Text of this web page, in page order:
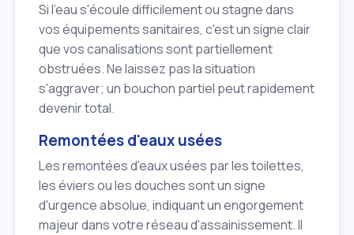
Si l'eau s'écoule difficilement ou stagne dans
vos équipements sanitaires, c'est un signe clair
que vos canalisations sont partiellement
obstruées. Ne laissez pas la situation
s'aggraver; un bouchon partiel peut rapidement
devenir total.
Remontées d'eaux usées
Les remontées d'eaux usées par les toilettes,
les éviers ou les douches sont un signe
d'urgence absolue, indiquant un engorgement
majeur dans votre réseau d'assainissement. Il